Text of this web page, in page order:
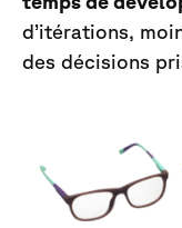
d’itérations,
des décisions